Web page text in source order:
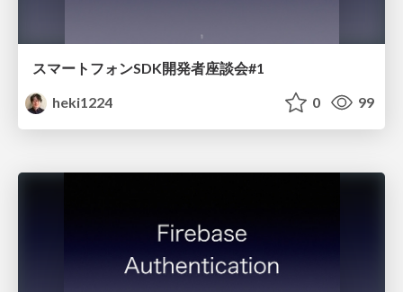
スマートフォンSDK開発者座談会#1
heki1224
0 99